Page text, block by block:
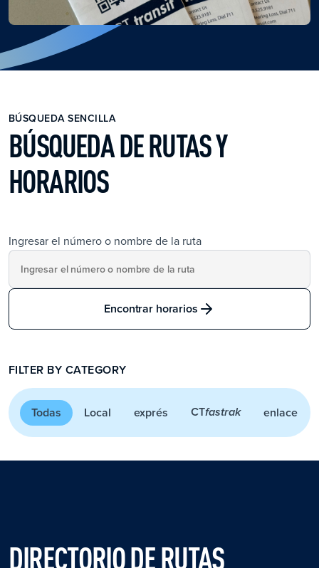
BÚSQUEDA SENCILLA
BÚSQUEDA DE RUTAS Y
HORARIOS
Ingresar el número o nombre de la ruta
Encontrar horarios
FILTER BY CATEGORY
Todas Local exprés CTfastrak enlace
DIRECTORIO DE RUTAS